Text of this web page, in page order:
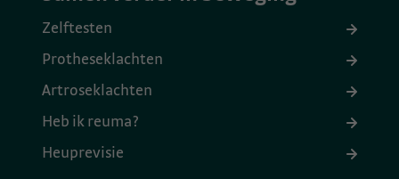
Zelftesten
Protheseklachten
Artroseklachten
Heb ik reuma?
Heuprevisie